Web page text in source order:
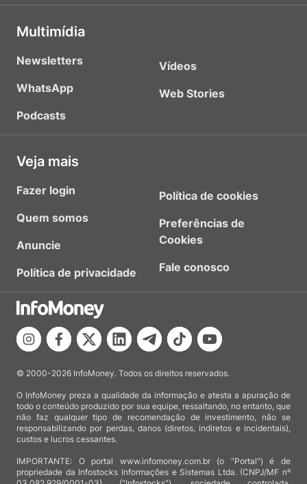
Multimídia
Newsletters
WhatsApp
Podcasts
Vídeos
Web Stories
Veja mais
Fazer login
Quem somos
Anuncie
Política de privacidade
Política de cookies
Preferências de
Cookies
Fale conosco
© 2000-2026 InfoMoney. Todos os direitos reservados.
O InfoMoney preza a qualidade da informação e atesta a apuração de
todo o conteúdo produzido por sua equipe, ressaltando, no entanto, que
não faz qualquer tipo de recomendação de investimento, não se
responsabilizando por perdas, danos (diretos, indiretos e incidentais),
custos e lucros cessantes.
IMPORTANTE: O portal www.infomoney.com.br (o "Portal") é de
propriedade da Infostocks Informações e Sistemas Ltda. (CNPJ/MF nº